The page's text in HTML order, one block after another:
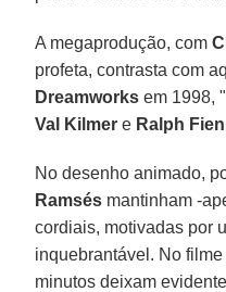
A megaprodução, com
profeta, contrasta com
Dreamworks em 1998, "
Val Kilmer e Ralph
No desenho animado,
Ramsés mantinham -
cordiais, motivadas por
inquebrantável. No
minutos deixam